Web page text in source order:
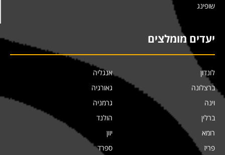
שופינג
יעדים מומלצים
לונדון
ברצלונה
וינה
ברלין
רומא
פריז
אנגליה
גאורגיה
גרמניה
הולנד
יוון
ספרד